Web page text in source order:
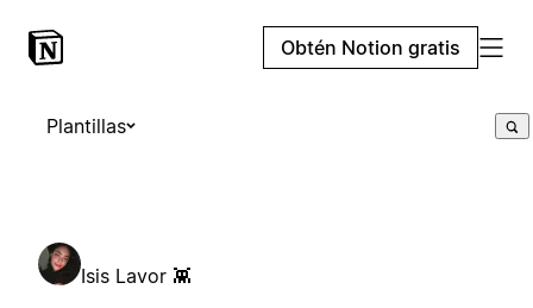
Obtén Notion gratis
Plantillas
Isis Lavor 👾